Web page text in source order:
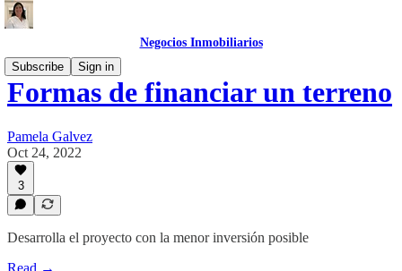
Negocios Inmobiliarios
Subscribe
Sign in
Formas de financiar un terreno
Pamela Galvez
Oct 24, 2022
3
Desarrolla el proyecto con la menor inversión posible
Read →